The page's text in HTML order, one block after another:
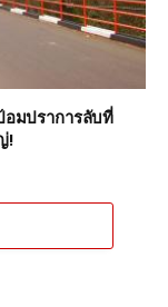
อมปราการลับที่
!